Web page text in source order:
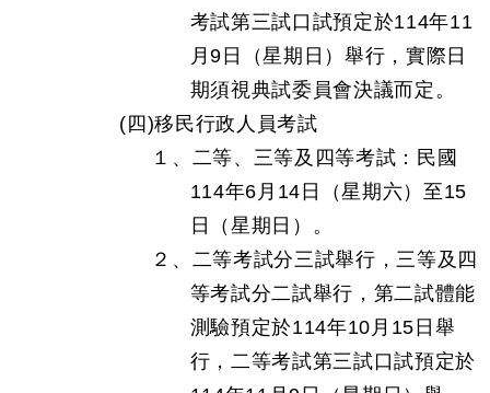
考試第三試口試預定於114年11
月9日（星期日）舉行，實際日
期須視典試委員會決議而定。
(四)移民行政人員考試
１、二等、三等及四等考試：民國
114年6月14日（星期六）至15
日（星期日）。
２、二等考試分三試舉行，三等及四
等考試分二試舉行，第二試體能
測驗預定於114年10月15日舉
行，二等考試第三試口試預定於